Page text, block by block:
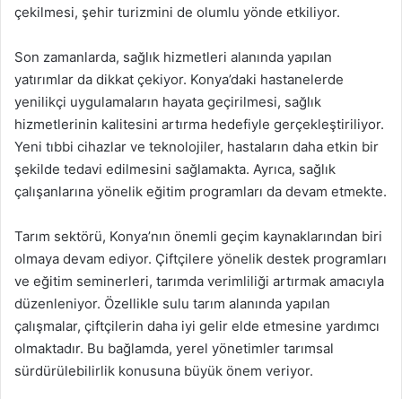
çekilmesi, şehir turizmini de olumlu yönde etkiliyor.
Son zamanlarda, sağlık hizmetleri alanında yapılan
yatırımlar da dikkat çekiyor. Konya’daki hastanelerde
yenilikçi uygulamaların hayata geçirilmesi, sağlık
hizmetlerinin kalitesini artırma hedefiyle gerçekleştiriliyor.
Yeni tıbbi cihazlar ve teknolojiler, hastaların daha etkin bir
şekilde tedavi edilmesini sağlamakta. Ayrıca, sağlık
çalışanlarına yönelik eğitim programları da devam etmekte.
Tarım sektörü, Konya’nın önemli geçim kaynaklarından biri
olmaya devam ediyor. Çiftçilere yönelik destek programları
ve eğitim seminerleri, tarımda verimliliği artırmak amacıyla
düzenleniyor. Özellikle sulu tarım alanında yapılan
çalışmalar, çiftçilerin daha iyi gelir elde etmesine yardımcı
olmaktadır. Bu bağlamda, yerel yönetimler tarımsal
sürdürülebilirlik konusuna büyük önem veriyor.